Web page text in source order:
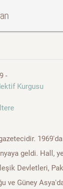
-
Kurgusu
geldi. Hall,
Devletleri,
ve Güney